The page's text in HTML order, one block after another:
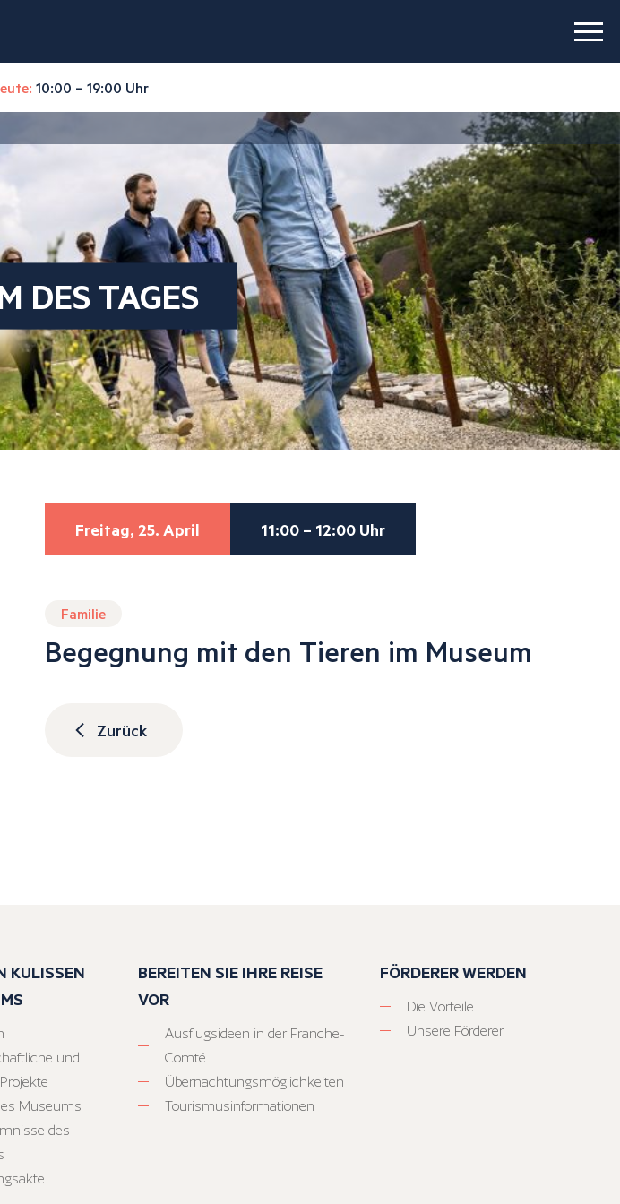
10:00 – 19:00 Uhr
DES TAGES
Freitag, 25. April 11:00 – 12:00 Uhr
Familie
Begegnung mit den Tieren im Museum
Zurück
KULISSEN
und
Museums
des
BEREITEN SIE IHRE REISE
VOR
Ausflugsideen in der Franche-
Comté
Übernachtungsmöglichkeiten
Tourismusinformationen
FÖRDERER WERDEN
Die Vorteile
Unsere Förderer